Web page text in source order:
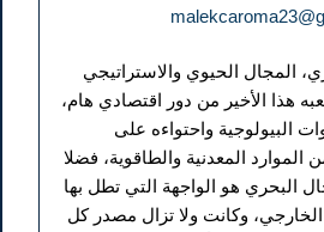
المجال الحيوي والاستراتيجي
هذا الأخير من دور اقتصادي هام،
البيولوجية واحتواءه على
المعدنية والطاقوية، فضلا
البحري هو الواجهة التي تطل بها
الخارجي، وكانت ولا تزال مصدر كل